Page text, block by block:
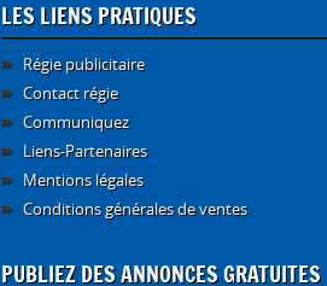
LES LIENS PRATIQUES
Régie publicitaire
Contact régie
Communiquez
Liens-Partenaires
Mentions légales
Conditions générales de ventes
PUBLIEZ DES ANNONCES GRATUITES